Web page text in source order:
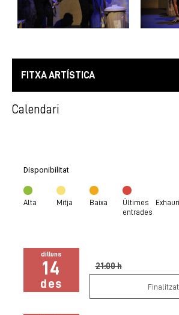
FITXA ARTÍSTICA
Calendari
Disponibilitat
Alta Mitja Baixa
Últimes
entrades
dilluns
14
des
21:00 h
Finalitzat